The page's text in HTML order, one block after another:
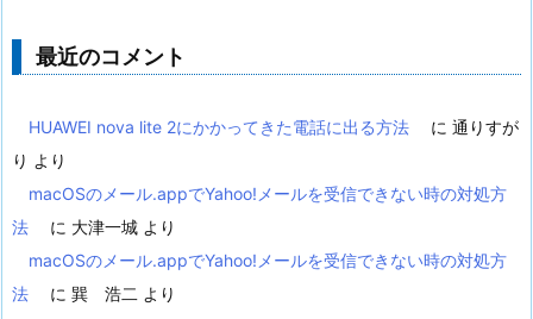
最近のコメント
HUAWEI nova lite 2にかかってきた電話に出る方法 に 通りすが
り より
macOSのメール.appでYahoo!メールを受信できない時の対処方
法
に 大津一城 より
macOSのメール.appでYahoo!メールを受信できない時の対処方
法
に 巽 浩二 より